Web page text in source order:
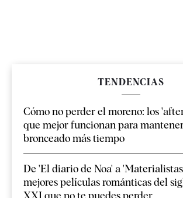
TENDENCIAS
Cómo no perder el moreno: los
que mejor funcionan para
bronceado más tiempo
De 'El diario de Noa' a
mejores películas románticas del
XXI que no te puedes perder